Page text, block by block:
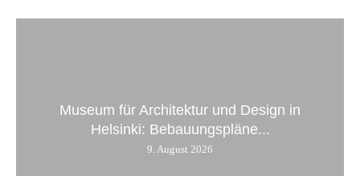
Museum für Architektur und Design in
Helsinki: Bebauungspläne...
9. August 2026